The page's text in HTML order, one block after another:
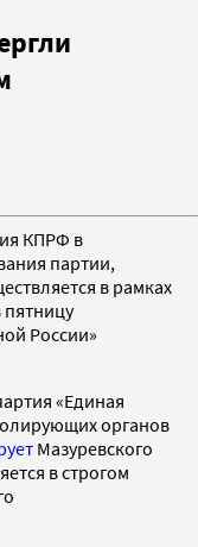
КПРФ в
партии,
в рамках
пятницу
России»
«Единая
органов
Мазуревского
в строгом